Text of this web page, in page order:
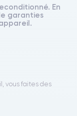
En
garanties
vous faites des